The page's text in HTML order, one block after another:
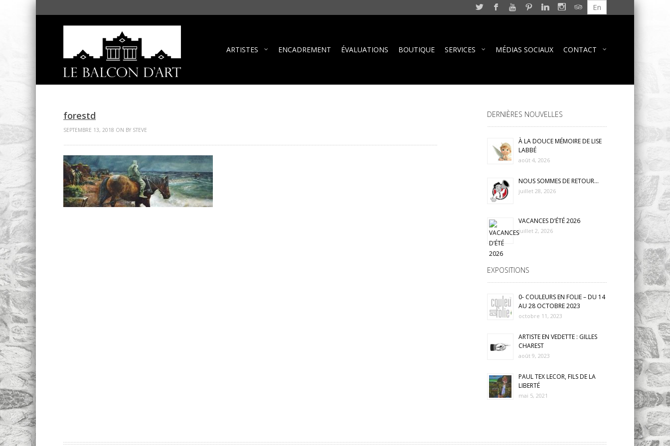
En
ARTISTES ENCADREMENT ÉVALUATIONS BOUTIQUE SERVICES MÉDIAS SOCIAUX CONTACT
forestd
SEPTEMBRE 13, 2018 ON BY STEVE
DERNIÈRES NOUVELLES
À LA DOUCE MÉMOIRE DE LISE
LABBÉ
août 4, 2026
NOUS SOMMES DE RETOUR…
juillet 28, 2026
VACANCES D’ÉTÉ 2026
juillet 2, 2026
EXPOSITIONS
0- COULEURS EN FOLIE – DU 14
AU 28 OCTOBRE 2023
octobre 11, 2023
ARTISTE EN VEDETTE : GILLES
CHAREST
août 9, 2023
PAUL TEX LECOR, FILS DE LA
LIBERTÉ
mai 5, 2021